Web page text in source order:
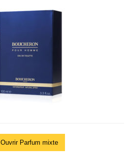
Ouvrir Parfum mixte